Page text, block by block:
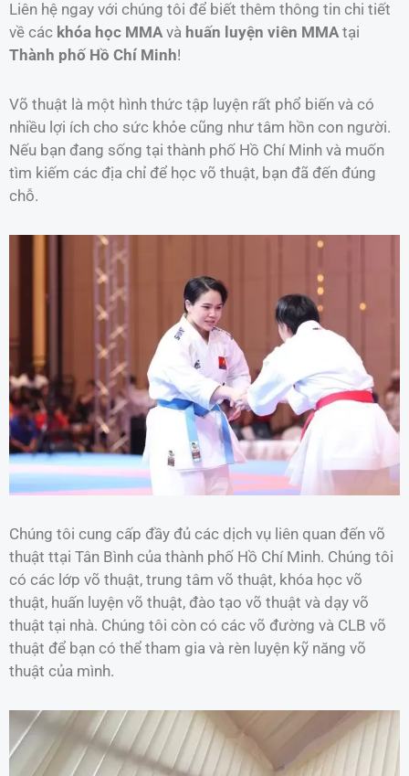
Liên hệ ngay với chúng tôi để biết thêm thông tin chi tiết
về các khóa học MMA và huấn luyện viên MMA tại
Thành phố Hồ Chí Minh!
Võ thuật là một hình thức tập luyện rất phổ biến và có
nhiều lợi ích cho sức khỏe cũng như tâm hồn con người.
Nếu bạn đang sống tại thành phố Hồ Chí Minh và muốn
tìm kiếm các địa chỉ để học võ thuật, bạn đã đến đúng
chỗ.
Chúng tôi cung cấp đầy đủ các dịch vụ liên quan đến võ
thuật ttại Tân Bình của thành phố Hồ Chí Minh. Chúng tôi
có các lớp võ thuật, trung tâm võ thuật, khóa học võ
thuật, huấn luyện võ thuật, đào tạo võ thuật và dạy võ
thuật tại nhà. Chúng tôi còn có các võ đường và CLB võ
thuật để bạn có thể tham gia và rèn luyện kỹ năng võ
thuật của mình.